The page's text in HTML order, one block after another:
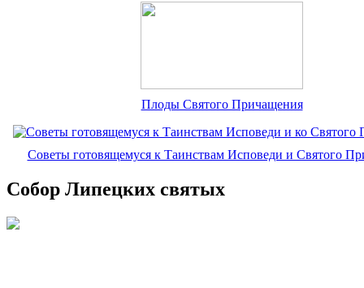
Плоды Святого Причащения
Советы готовящемуся к Таинствам Исповеди и Святого
Собор Липецких святых